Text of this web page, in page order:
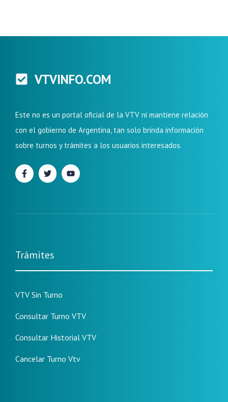
VTVINFO.COM
Este no es un portal oficial de la VTV ni mantiene relación
con el gobierno de Argentina, tan solo brinda información
sobre turnos y trámites a los usuarios interesados.
Trámites
VTV Sin Turno
Consultar Turno VTV
Consultar Historial VTV
Cancelar Turno Vtv